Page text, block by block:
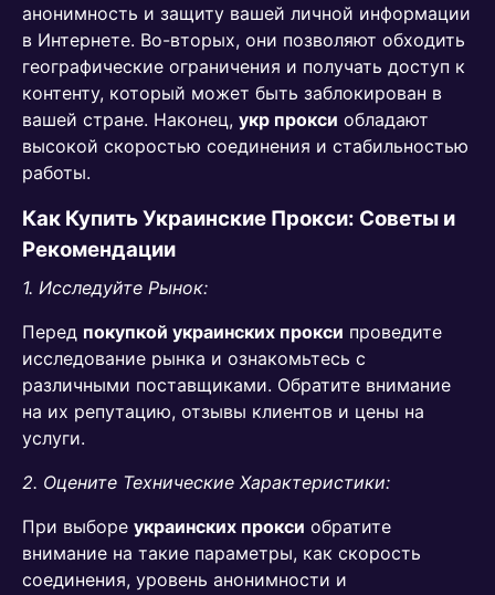
анонимность и защиту вашей личной информации
в Интернете. Во-вторых, они позволяют обходить
географические ограничения и получать доступ к
контенту, который может быть заблокирован в
вашей стране. Наконец, укр прокси обладают
высокой скоростью соединения и стабильностью
работы.
Как Купить Украинские Прокси: Советы и
Рекомендации
1. Исследуйте Рынок:
Перед покупкой украинских прокси проведите
исследование рынка и ознакомьтесь с
различными поставщиками. Обратите внимание
на их репутацию, отзывы клиентов и цены на
услуги.
2. Оцените Технические Характеристики:
При выборе украинских прокси обратите
внимание на такие параметры, как скорость
соединения, уровень анонимности и